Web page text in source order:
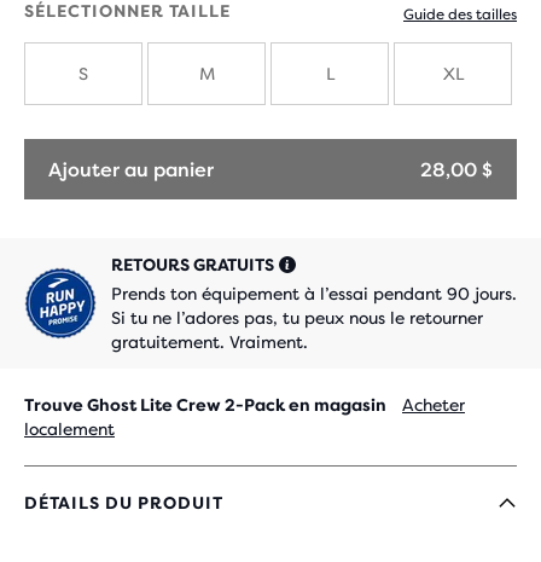
de
couleurs
couleurs
SÉLECTIONNER TAILLE Guide des tailles
S M L XL
Ajouter au panier 28,00 $
RETOURS GRATUITS
Prends ton équipement à l’essai pendant 90 jours.
Si tu ne l’adores pas, tu peux nous le retourner
gratuitement. Vraiment.
Trouve Ghost Lite Crew 2-Pack en magasin
Acheter
localement
DÉTAILS DU PRODUIT